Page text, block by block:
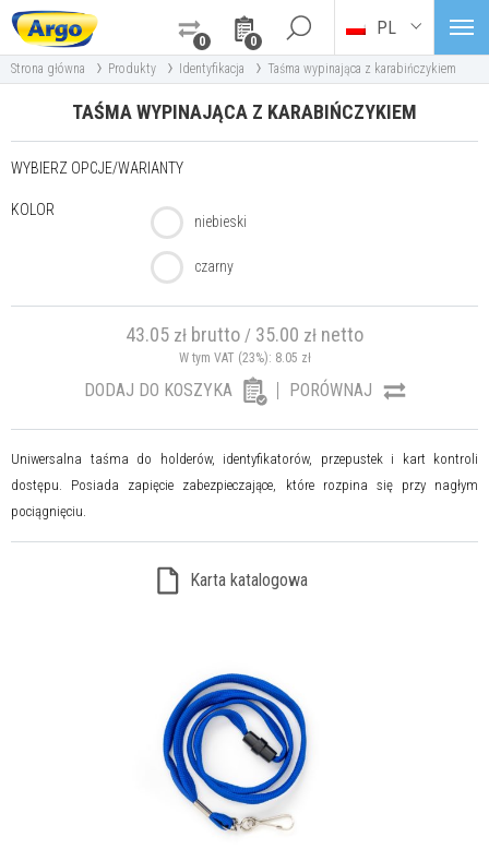
0
0
PL
Strona główna › Produkty › Identyfikacja › Taśma wypinająca z karabińczykiem
TAŚMA WYPINAJĄCA Z KARABIŃCZYKIEM
WYBIERZ OPCJE/WARIANTY
KOLOR
niebieski
czarny
43.05 zł brutto / 35.00 zł netto
W tym VAT (23%): 8.05 zł
DODAJ DO KOSZYKA PORÓWNAJ
Uniwersalna taśma do holderów, identyfikatorów, przepustek i kart kontroli
dostępu. Posiada zapięcie zabezpieczające, które rozpina się przy nagłym
pociągnięciu.
Karta katalogowa